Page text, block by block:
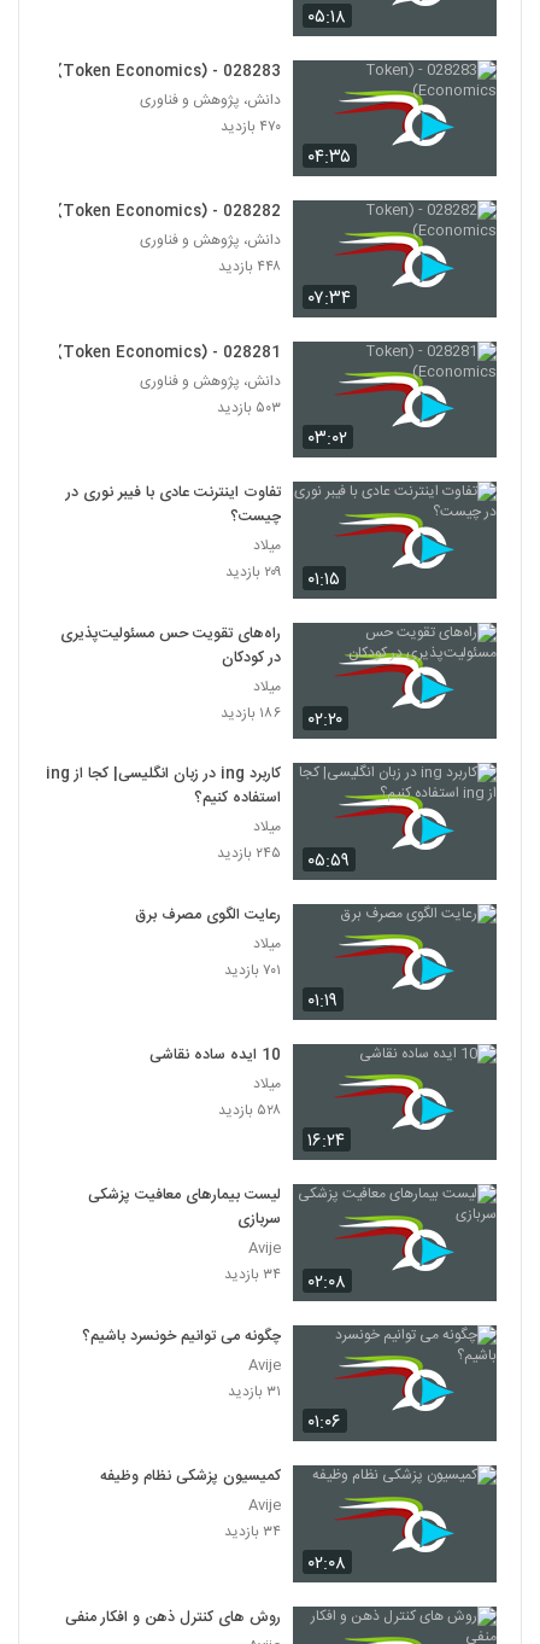
286
028297 - (Blockchain)
028298 - (Blockchain)
۴۹۳ بازدید
۰۵:۱۸
۰۴:۳۵
028283 - (Token Economics)
دانش، پژوهش و فناوری
۴۷۰ بازدید
۰۷:۳۴
028282 - (Token Economics)
دانش، پژوهش و فناوری
۴۴۸ بازدید
۰۳:۰۲
028281 - (Token Economics)
دانش، پژوهش و فناوری
۵۰۳ بازدید
۰۱:۱۵
تفاوت اینترنت عادی با فیبر نوری در
چیست؟
میلاد
۲۰۹ بازدید
۰۲:۲۰
راه‌های تقویت حس مسئولیت‌پذیری
در کودکان
میلاد
۱۸۶ بازدید
۰۵:۵۹
کاربرد ing در زبان انگلیسی| کجا از ing
استفاده کنیم؟
میلاد
۲۴۵ بازدید
۰۱:۱۹
رعایت الگوی مصرف برق
میلاد
۷۰۱ بازدید
۱۶:۲۴
10 ایده ساده نقاشی
میلاد
۵۲۸ بازدید
۰۲:۰۸
لیست بیمارهای معافیت پزشکی
سربازی
Avije
۳۴ بازدید
۰۱:۰۶
چگونه می توانیم خونسرد باشیم؟
Avije
۳۱ بازدید
۰۲:۰۸
کمیسیون پزشکی نظام وظیفه
Avije
۳۴ بازدید
روش های کنترل ذهن و افکار منفی